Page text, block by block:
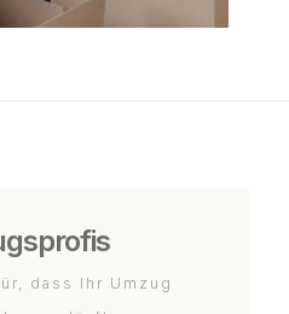
dass Ihr Umzug